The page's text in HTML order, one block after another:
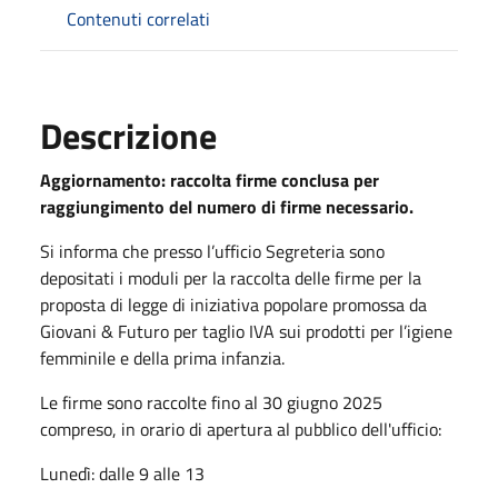
Contenuti correlati
Descrizione
Aggiornamento: raccolta firme conclusa per
raggiungimento del numero di firme necessario.
Si informa che presso l’ufficio Segreteria sono
depositati i moduli per la raccolta delle firme per la
proposta di legge di iniziativa popolare promossa da
Giovani & Futuro per taglio IVA sui prodotti per l’igiene
femminile e della prima infanzia.
Le firme sono raccolte fino al 30 giugno 2025
compreso, in orario di apertura al pubblico dell'ufficio:
Lunedì: dalle 9 alle 13